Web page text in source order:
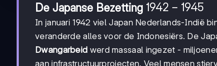
De Japanse Bezetting 1942-
1945
1942 − 1945
In januari 1942 viel Japan Nederlands-Indië
veranderde alles voor de Indonesiërs. De
Dwangarbeid werd massaal ingezet -
aan infrastructuurprojecten. Veel mensen